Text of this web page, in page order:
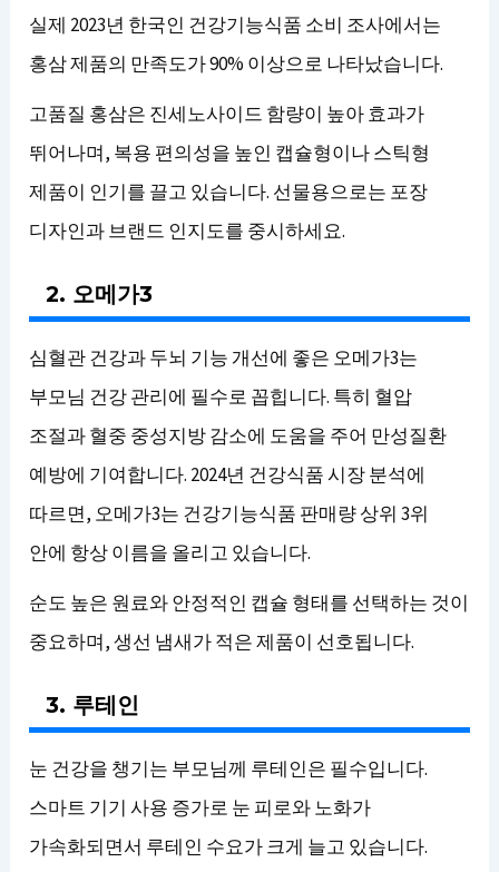
실제 2023년 한국인 건강기능식품 소비 조사에서는
홍삼 제품의 만족도가 90% 이상으로 나타났습니다.
고품질 홍삼은 진세노사이드 함량이 높아 효과가
뛰어나며, 복용 편의성을 높인 캡슐형이나 스틱형
제품이 인기를 끌고 있습니다. 선물용으로는 포장
디자인과 브랜드 인지도를 중시하세요.
2. 오메가3
심혈관 건강과 두뇌 기능 개선에 좋은 오메가3는
부모님 건강 관리에 필수로 꼽힙니다. 특히 혈압
조절과 혈중 중성지방 감소에 도움을 주어 만성질환
예방에 기여합니다. 2024년 건강식품 시장 분석에
따르면, 오메가3는 건강기능식품 판매량 상위 3위
안에 항상 이름을 올리고 있습니다.
순도 높은 원료와 안정적인 캡슐 형태를 선택하는 것이
중요하며, 생선 냄새가 적은 제품이 선호됩니다.
3. 루테인
눈 건강을 챙기는 부모님께 루테인은 필수입니다.
스마트 기기 사용 증가로 눈 피로와 노화가
가속화되면서 루테인 수요가 크게 늘고 있습니다.